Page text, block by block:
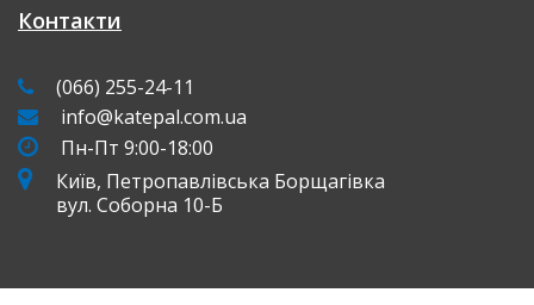
Контакти
(066) 255-24-11
info@katepal.com.ua
Пн-Пт 9:00-18:00
Київ, Петропавлівська Борщагівка
вул. Соборна 10-Б